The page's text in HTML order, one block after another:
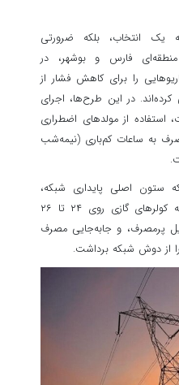
یک انتخاب، بلکه ضرورتی
فارس و بوشهر، در
را برای کاهش فشار از
در این طرح‌ها، اجرای
استفاده از مولدهای اضطراری
به ساعات کم‌باری (نیمه‌شب
ستون اصلی پایداری شبکه،
همکاری مردم است. با تنظیم درجه کولرهای گازی روی ۲۴ تا ۲۶
پرمصرف، و جابه‌جایی مصرف
از دوش شبکه برداشت.